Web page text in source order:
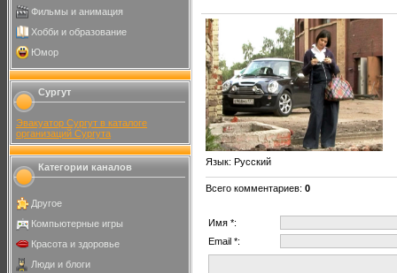
Фильмы и анимация
Хобби и образование
Юмор
Сургут
Эвакуатор Сургут в каталоге
организаций Сургута
Категории каналов
Другое
Компьютерные игры
Красота и здоровье
Люди и блоги
Язык: Русский
Всего комментариев: 0
Имя *:
Email *: